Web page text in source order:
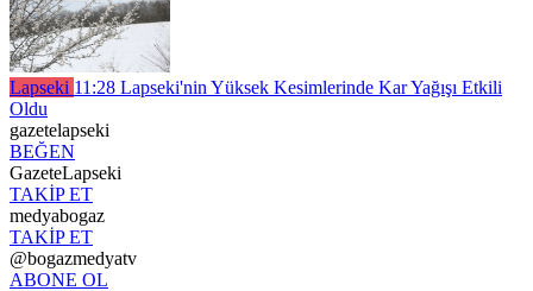
Lapseki 11:28 Lapseki'nin Yüksek Kesimlerinde Kar Yağışı Etkili
Oldu
gazetelapseki
BEĞEN
GazeteLapseki
TAKİP ET
medyabogaz
TAKİP ET
@bogazmedyatv
ABONE OL